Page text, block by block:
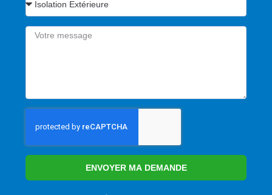
ENVOYER MA DEMANDE